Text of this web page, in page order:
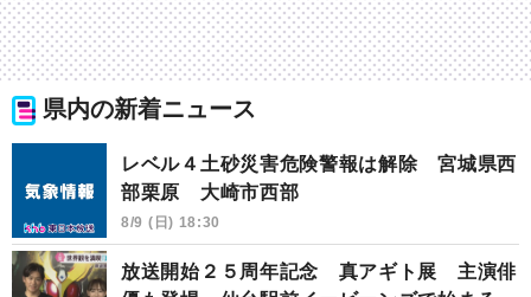
県内の新着ニュース
レベル４土砂災害危険警報は解除 宮城県西
部栗原 大崎市西部
8/9 (日) 18:30
放送開始２５周年記念 真アギト展 主演俳